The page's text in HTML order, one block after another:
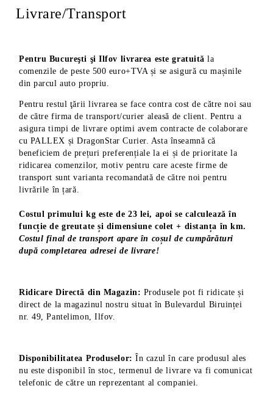
Livrare/Transport
Pentru Bucureşti şi Ilfov livrarea este gratuită la
comenzile de peste 500 euro+TVA și se asigură cu mașinile
din parcul auto propriu.
Pentru restul ţării livrarea se face contra cost de către noi sau
de către firma de transport/curier aleasă de client. Pentru a
asigura timpi de livrare optimi avem contracte de colaborare
cu PALLEX și DragonStar Curier. Asta înseamnă că
beneficiem de prețuri preferențiale la ei și de prioritate la
ridicarea comenzilor, motiv pentru care aceste firme de
transport sunt varianta recomandată de către noi pentru
livrările în țară.
Costul primului kg este de 23 lei, apoi se calculează în
funcție de greutate și dimensiune colet + distanța în km.
Costul final de transport apare în coșul de cumpărături
după completarea adresei de livrare!
Ridicare Directă din Magazin: Produsele pot fi ridicate și
direct de la magazinul nostru situat în Bulevardul Biruinței
nr. 49, Pantelimon, Ilfov.
Disponibilitatea Produselor: În cazul în care produsul ales
nu este disponibil în stoc, termenul de livrare va fi comunicat
telefonic de către un reprezentant al companiei.